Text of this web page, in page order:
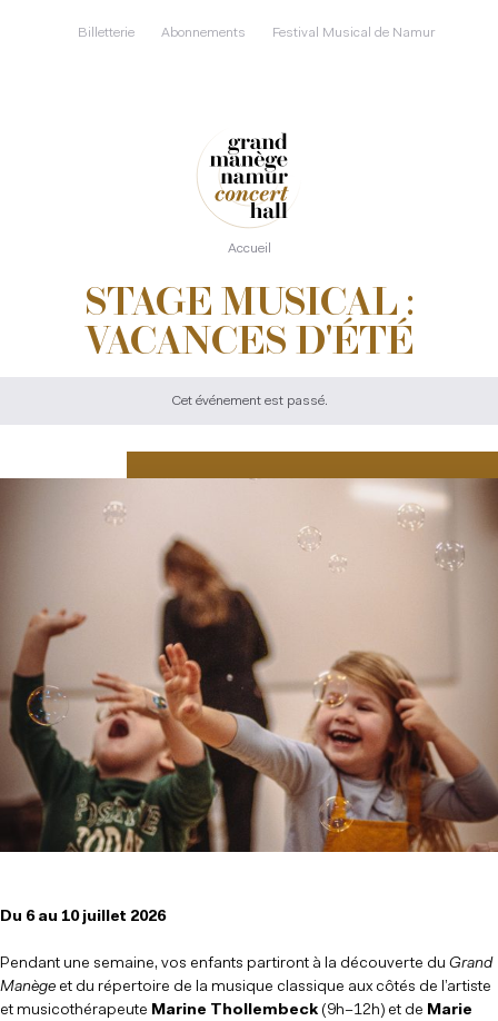
Billetterie Abonnements Festival Musical de Namur
Accueil
STAGE MUSICAL :
VACANCES D'ÉTÉ
Cet événement est passé.
Du 6 au 10 juillet 2026
Pendant une semaine, vos enfants partiront à la découverte du Grand
Manège et du répertoire de la musique classique aux côtés de l’artiste
et musicothérapeute Marine Thollembeck (9h–12h) et de Marie